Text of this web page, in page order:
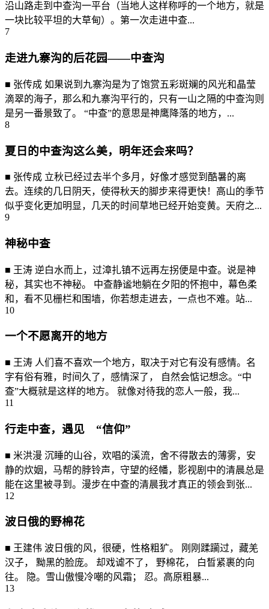
沿山路走到中查沟一平台（当地人这样称呼的一个地方，就是
一块比较平坦的大草甸）。第一次走进中查...
7
走进九寨沟的后花园——中查沟
■ 张传成 如果说到九寨沟是为了饱赏五彩斑斓的风光和晶莹
滴翠的海子，那么和九寨沟平行的，只有一山之隔的中查沟则
是另一番景致了。 “中查”的意思是神鹰降落的地方，...
8
夏日的中查沟这么美，明年还会来吗？
■ 张传成 立秋已经过去半个多月，好像才感觉到酷暑的离
去。连续的几日阴天，使得秋天的脚步来得更快！高山的季节
似乎变化更加明显，几天的时间草地已经开始变黄。天府之...
9
神秘中查
■ 王涛 逆白水而上，过漳扎镇不远再左拐便是中查。说是神
秘，其实也不神秘。 中查静谧地躺在夕阳的怀抱中，幕色柔
和，看不见栅栏和围墙，你若想走进去，一点也不难。站...
10
一个不愿离开的地方
■ 王涛 人们喜不喜欢一个地方，取决于对它有没有感情。名
字有俗有雅，时间久了，感情深了， 自然会惦记想念。“中
查”大概就是这样的地方。 就像对待我的恋人一般，我...
11
行走中查，遇见 “信仰”
■ 米洪漫 沉睡的山谷，欢唱的溪流，舍不得散去的薄雾，安
静的炊姻，马帮的脖铃声，守望的经幡，影视剧中的清晨总是
能在这里被寻到。漫步在中查的清晨我才真正的领会到张...
12
波日俄的野棉花
■ 王建伟 波日俄的风，很硬，性格粗犷。 刚刚蹂躏过，藏羌
汉子， 黝黑的脸庞。 却戏谑不了， 野棉花， 白晳紧裹的向
往。 隐。雪山傲慢冷嘲的风霜； 忍。高原粗暴...
13